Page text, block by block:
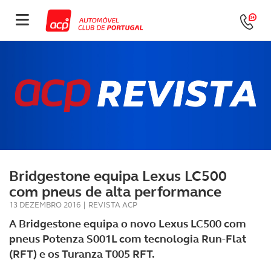
Bridgestone equipa Lexus LC500
com pneus de alta performance
13 DEZEMBRO 2016 | REVISTA ACP
A Bridgestone equipa o novo Lexus LC500 com
pneus Potenza S001L com tecnologia Run-Flat
(RFT) e os Turanza T005 RFT.